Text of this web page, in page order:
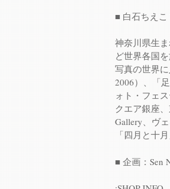
■ 白石ちえ
神奈川県生
ど世界各国
写真の世界
2006）、「
ォト・フェ
クエア銀座
Gallery、ヴ
「四月と十
■ 企画：Sen